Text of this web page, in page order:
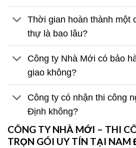
Thời gian hoàn thành một
thự là bao lâu?
Công ty Nhà Mới có bảo
giao không?
Công ty có nhận thi công
Định không?
CÔNG TY NHÀ MỚI – THI
TRỌN GÓI UY TÍN TẠI NAM